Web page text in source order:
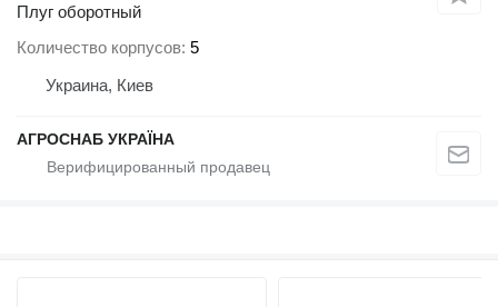
Плуг оборотный
Количество корпусов 5
Украина, Киев
АГРОСНАБ УКРАЇНА